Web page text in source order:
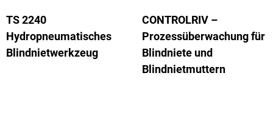
TS 2240
Hydropneumatisches
Blindnietwerkzeug
CONTROLRIV –
Prozessüberwachung für
Blindniete und
Blindnietmuttern